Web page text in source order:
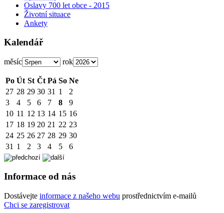
Oslavy 700 let obce - 2015
Životní situace
Ankety
Kalendář
měsíc rok
Po Út St Čt Pá So Ne
27 28 29 30 31 1
2
3
4 5 6 7 8
9
10 11 12 13 14 15 16
17 18 19 20 21 22 23
24 25 26 27 28 29 30
31 1 2 3 4 5 6
Informace od nás
Dostávejte informace z našeho webu prostřednictvím e-mailů
Chci se zaregistrovat